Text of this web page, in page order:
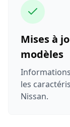
Mises à
modèles
les
Nissan.